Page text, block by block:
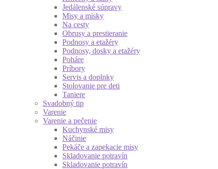
Jedálenské súpravy
Misy a misky
Na cesty
Obrusy a prestieranie
Podnosy a etažéry
Podnosy, dosky a etažéry
Poháre
Príbory
Servis a doplnky
Stolovanie pre deti
Taniere
Svadobný tip
Varenie
Varenie a pečenie
Kuchynské misy
Náčinie
Pekáče a zapekacie misy
Skladovanie potravín
Skladovanie potravín